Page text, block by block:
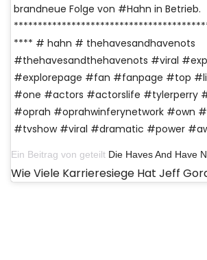
brandneue Folge von #Hahn in Betrieb.
**** # hahn # thehavesandhavenots
#thehavesandthehavenots #viral
#explorepage #fan #fanpage #top
#one #actors #actorslife #tylerperry
#oprah #oprahwinferynetwork #own
#tvshow #viral #dramatic #power
Ein Beitrag von geteilt Die Haves And Have
Wie Viele Karrieresiege Hat Jeff